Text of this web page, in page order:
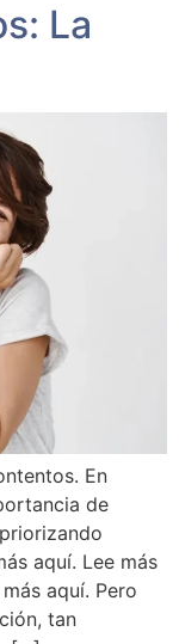
La
En
de
aquí. Lee más
aquí. Pero
tan